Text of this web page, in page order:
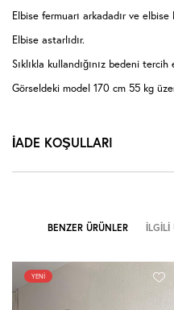
Elbise fermuarı arkadadır ve elbise
Elbise astarlıdır.
Sıklıkla kullandığınız bedeni
Görseldeki model 170 cm 55 kg
İADE KOŞULLARI
BENZER ÜRÜNLER İLGILI
YENI